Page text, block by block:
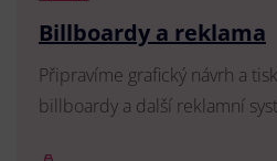
Billboardy a reklama
Připravíme grafický návrh a
billboardy a další reklamní